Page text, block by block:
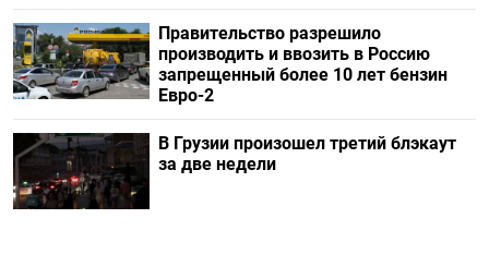
Правительство разрешило
производить и ввозить в Россию
запрещенный более 10 лет бензин
Евро-2
В Грузии произошел третий блэкаут
за две недели